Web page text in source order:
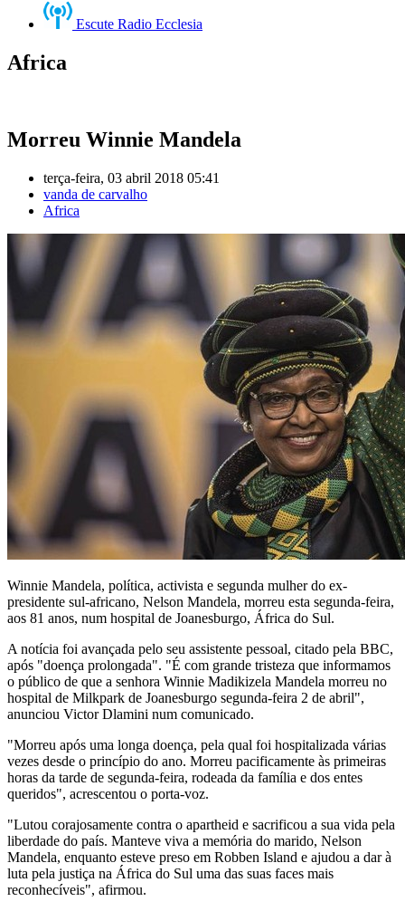
Escute Radio Ecclesia
Africa
Morreu Winnie Mandela
terça-feira, 03 abril 2018 05:41
vanda de carvalho
Africa
Winnie Mandela, política, activista e segunda mulher do ex-
presidente sul-africano, Nelson Mandela, morreu esta segunda-feira,
aos 81 anos, num hospital de Joanesburgo, África do Sul.
A notícia foi avançada pelo seu assistente pessoal, citado pela BBC,
após "doença prolongada". "É com grande tristeza que informamos
o público de que a senhora Winnie Madikizela Mandela morreu no
hospital de Milkpark de Joanesburgo segunda-feira 2 de abril",
anunciou Victor Dlamini num comunicado.
"Morreu após uma longa doença, pela qual foi hospitalizada várias
vezes desde o princípio do ano. Morreu pacificamente às primeiras
horas da tarde de segunda-feira, rodeada da família e dos entes
queridos", acrescentou o porta-voz.
"Lutou corajosamente contra o apartheid e sacrificou a sua vida pela
liberdade do país. Manteve viva a memória do marido, Nelson
Mandela, enquanto esteve preso em Robben Island e ajudou a dar à
luta pela justiça na África do Sul uma das suas faces mais
reconhecíveis", afirmou.